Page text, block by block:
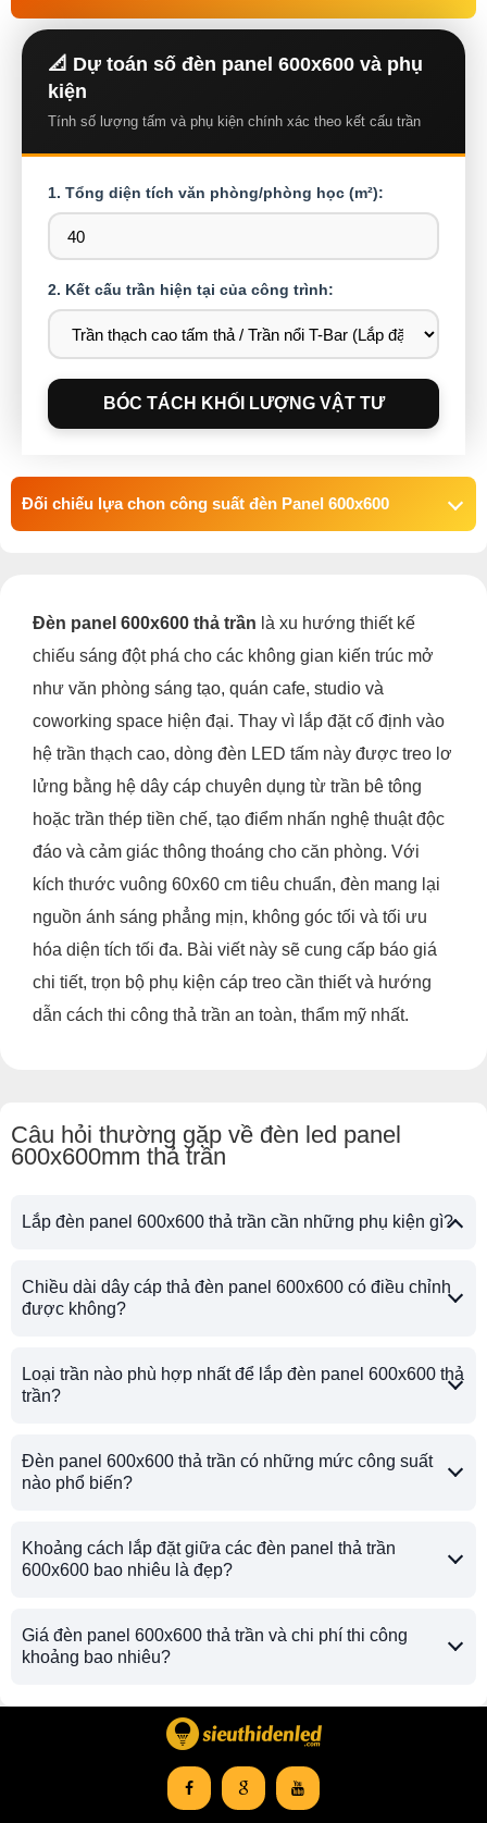
📐 Dự toán số đèn panel 600x600 và phụ
kiện
Tính số lượng tấm và phụ kiện chính xác theo kết cấu trần
1. Tổng diện tích văn phòng/phòng học (m²):
2. Kết cấu trần hiện tại của công trình:
BÓC TÁCH KHỐI LƯỢNG VẬT TƯ
Đối chiếu lựa chon công suất đèn Panel 600x600
Đèn panel 600x600 thả trần là xu hướng thiết kế
chiếu sáng đột phá cho các không gian kiến trúc mở
như văn phòng sáng tạo, quán cafe, studio và
coworking space hiện đại. Thay vì lắp đặt cố định vào
hệ trần thạch cao, dòng đèn LED tấm này được treo lơ
lửng bằng hệ dây cáp chuyên dụng từ trần bê tông
hoặc trần thép tiền chế, tạo điểm nhấn nghệ thuật độc
đáo và cảm giác thông thoáng cho căn phòng. Với
kích thước vuông 60x60 cm tiêu chuẩn, đèn mang lại
nguồn ánh sáng phẳng mịn, không góc tối và tối ưu
hóa diện tích tối đa. Bài viết này sẽ cung cấp báo giá
chi tiết, trọn bộ phụ kiện cáp treo cần thiết và hướng
dẫn cách thi công thả trần an toàn, thẩm mỹ nhất.
Câu hỏi thường gặp về đèn led panel
600x600mm thả trần
Lắp đèn panel 600x600 thả trần cần những phụ kiện gì?
Chiều dài dây cáp thả đèn panel 600x600 có điều chỉnh
được không?
Loại trần nào phù hợp nhất để lắp đèn panel 600x600 thả
trần?
Đèn panel 600x600 thả trần có những mức công suất
nào phổ biến?
Khoảng cách lắp đặt giữa các đèn panel thả trần
600x600 bao nhiêu là đẹp?
Giá đèn panel 600x600 thả trần và chi phí thi công
khoảng bao nhiêu?